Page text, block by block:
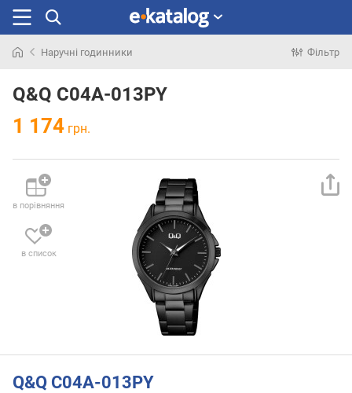
раніше
Наручні годинники Фільтр
Q&Q C04A-013PY
1 174 грн.
в порівняння
в список
Q&Q C04A-013PY